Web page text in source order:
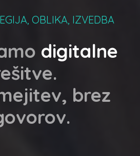
OBLIKA, IZVEDBA
digitalne
brez